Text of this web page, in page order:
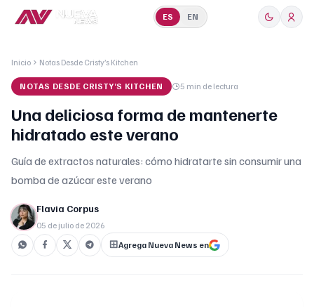
ES EN
Inicio Notas Desde Cristy’s Kitchen
NOTAS DESDE CRISTY’S KITCHEN 5 min de lectura
Una deliciosa forma de mantenerte
hidratado este verano
Guía de extractos naturales: cómo hidratarte sin consumir una
bomba de azúcar este verano
Flavia Corpus
05 de julio de 2026
Agrega Nueva News en